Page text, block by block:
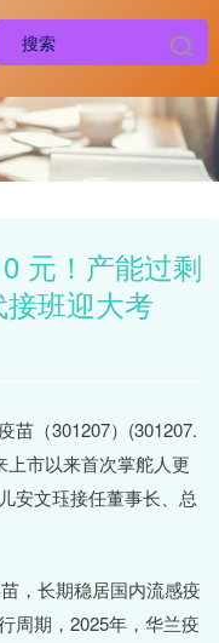
元！产能过剩
班迎大考
（301207）(301207.
市以来首次掌舵人更
安文珏接任董事长、总
，长期稳居国内流感疫
周期，2025年，华兰疫